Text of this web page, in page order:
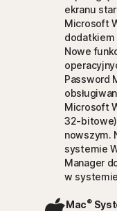
ekranu
Microsoft
dodatkiem
Nowe
Password
Microsoft
32-bitowe)
nowszym.
systemie
Manager
w
Mac®